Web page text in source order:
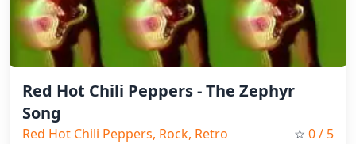
Red Hot Chili Peppers - The Zephyr
Song
Red Hot Chili Peppers, Rock, Retro ☆ 0/ 5